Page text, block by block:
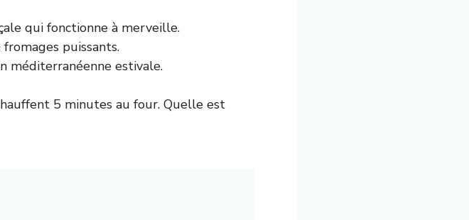
qui fonctionne à merveille.
puissants.
méditerranéenne estivale.
5 minutes au four. Quelle est